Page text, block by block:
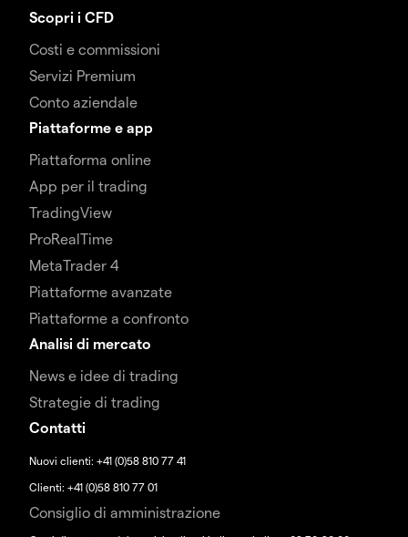
Scopri i CFD
Costi e commissioni
Servizi Premium
Conto aziendale
Piattaforme e app
Piattaforma online
App per il trading
TradingView
ProRealTime
MetaTrader 4
Piattaforme avanzate
Piattaforme a confronto
Analisi di mercato
News e idee di trading
Strategie di trading
Contatti
Nuovi clienti: +41 (0)58 810 77 41
Clienti: +41 (0)58 810 77 01
Consiglio di amministrazione